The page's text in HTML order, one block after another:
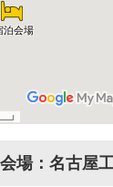
場：名古屋